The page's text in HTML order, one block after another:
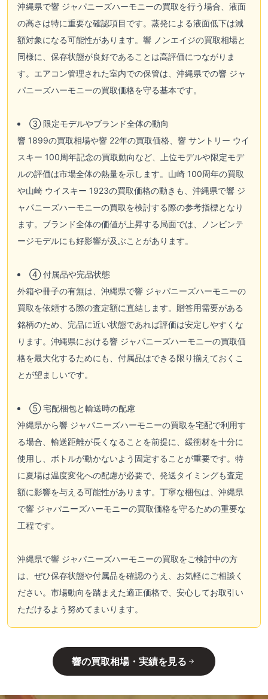
沖縄県で響 ジャパニーズハーモニーの買取を行う場合、液面
の高さは特に重要な確認項目です。蒸発による液面低下は減
額対象になる可能性があります。響 ノンエイジの買取相場と
同様に、保存状態が良好であることは高評価につながりま
す。エアコン管理された室内での保管は、沖縄県での響 ジャ
パニーズハーモニーの買取価格を守る基本です。
③ 限定モデルやブランド全体の動向
響 1899の買取相場や響 22年の買取価格、響 サントリー ウイ
スキー 100周年記念の買取動向など、上位モデルや限定モデ
ルの評価は市場全体の熱量を示します。山崎 100周年の買取
や山崎 ウイスキー 1923の買取価格の動きも、沖縄県で響 ジ
ャパニーズハーモニーの買取を検討する際の参考指標となり
ます。ブランド全体の価値が上昇する局面では、ノンビンテ
ージモデルにも好影響が及ぶことがあります。
④ 付属品や完品状態
外箱や冊子の有無は、沖縄県で響 ジャパニーズハーモニーの
買取を依頼する際の査定額に直結します。贈答用需要がある
銘柄のため、完品に近い状態であれば評価は安定しやすくな
ります。沖縄県における響 ジャパニーズハーモニーの買取価
格を最大化するためにも、付属品はできる限り揃えておくこ
とが望ましいです。
⑤ 宅配梱包と輸送時の配慮
沖縄県から響 ジャパニーズハーモニーの買取を宅配で利用す
る場合、輸送距離が長くなることを前提に、緩衝材を十分に
使用し、ボトルが動かないよう固定することが重要です。特
に夏場は温度変化への配慮が必要で、発送タイミングも査定
額に影響を与える可能性があります。丁寧な梱包は、沖縄県
で響 ジャパニーズハーモニーの買取価格を守るための重要な
工程です。
沖縄県で響 ジャパニーズハーモニーの買取をご検討中の方
は、ぜひ保存状態や付属品を確認のうえ、お気軽にご相談く
ださい。市場動向を踏まえた適正価格で、安心してお取引い
ただけるよう努めてまいります。
響の買取相場・実績を見る